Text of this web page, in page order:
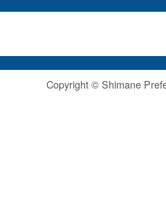
Copyright © Shimane